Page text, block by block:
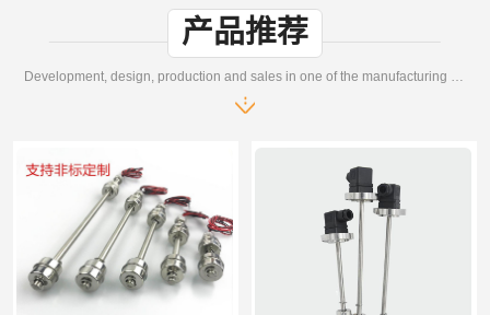
产品推荐